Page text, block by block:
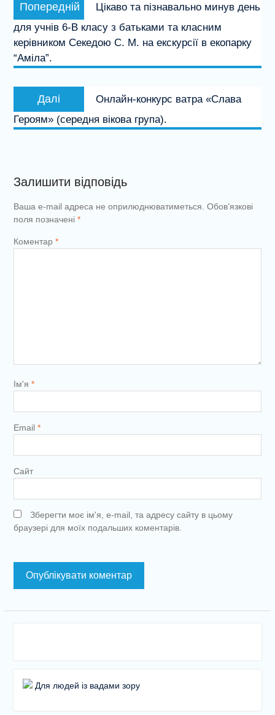
записів
Попередній
запис:
Цікаво та пізнавально минув день
для учнів 6-В класу з батьками та класним
керівником Секедою С. М. на екскурсії в екопарку
“Аміла”.
Далі
Наступний
запис:
Онлайн-конкурс ватра «Слава
Героям» (середня вікова група).
Залишити відповідь
Ваша e-mail адреса не оприлюднюватиметься. Обов’язкові
поля позначені *
Коментар *
Ім'я *
Email *
Сайт
Зберегти моє ім'я, e-mail, та адресу сайту в цьому
браузері для моїх подальших коментарів.
Для людей із вадами зору